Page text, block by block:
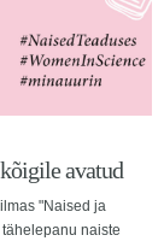
avatud
"Naised ja
naiste